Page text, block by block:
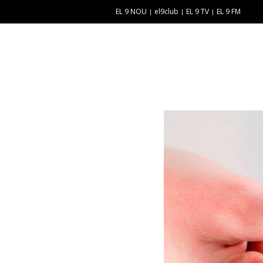
EL 9 NOU el9club EL 9 TV EL 9 FM